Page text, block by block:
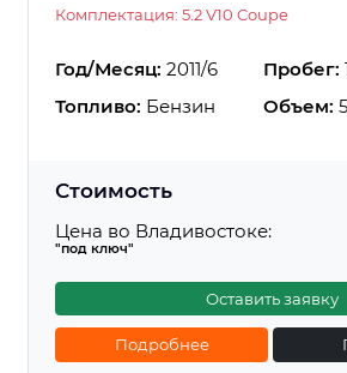
Комплектация: 5.2 V10 Coupe
Год/Месяц: 2011/6 Пробег:
Топливо: Бензин Объем:
Стоимость
Цена во Владивостоке:
"под ключ"
Оставить заявку
Подробнее